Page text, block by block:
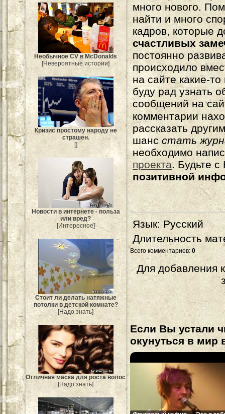
Необычное CV в McDonalds
[Невероятные истории]
Кризис простому народу не
страшен.
[]
Новости в интернете - польза
или вред?
[Интересное]
Стоит ли делать натяжные
потолки в детской комнате?
[Надо знать]
Отличная маска для роста волос
[Надо знать]
много нового.
найти и много
кадров, которые
счастливых
постоянно
происходило
на сайте какие-
буду рад узнать
сообщений на
комментарии
рассказать
шанс стать
необходимо
проекта. Будьте
позитивной
Язык: Русский
Длительность
Всего комментариев: 0
Для добавления
Если Вы устали
окунуться в мир